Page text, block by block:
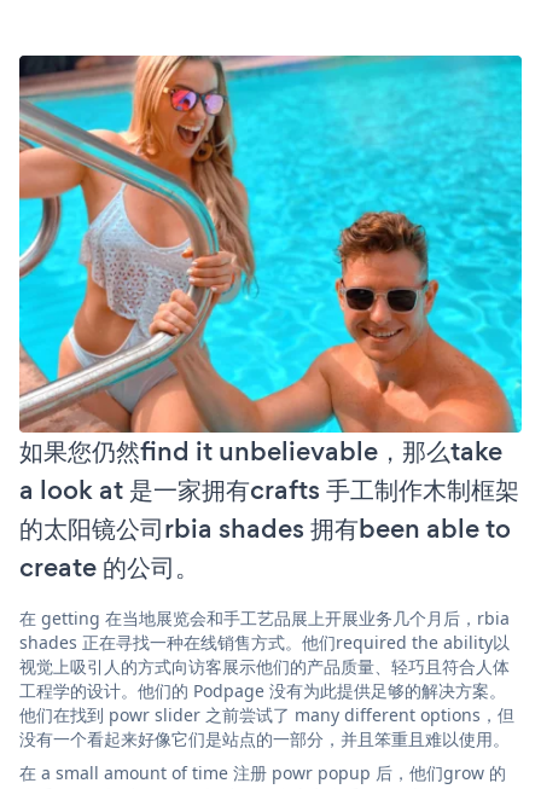
如果您仍然find it unbelievable，那么take
a look at 是一家拥有crafts 手工制作木制框架
的太阳镜公司rbia shades 拥有been able to
create 的公司。
在 getting 在当地展览会和手工艺品展上开展业务几个月后，rbia
shades 正在寻找一种在线销售方式。他们required the ability以
视觉上吸引人的方式向访客展示他们的产品质量、轻巧且符合人体
工程学的设计。他们的 Podpage 没有为此提供足够的解决方案。
他们在找到 powr slider 之前尝试了 many different options，但
没有一个看起来好像它们是站点的一部分，并且笨重且难以使用。
在 a small amount of time 注册 powr popup 后，他们grow 的